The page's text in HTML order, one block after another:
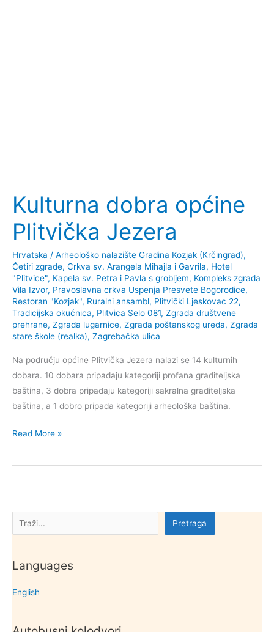
Pretraga Pretraga
Languages
English
Kulturna dobra općine
Plitvička Jezera
Hrvatska / Arheološko nalazište Gradina Kozjak (Krčingrad),
Četiri zgrade, Crkva sv. Arangela Mihajla i Gavrila, Hotel
"Plitvice", Kapela sv. Petra i Pavla s grobljem, Kompleks zgrada
Vila Izvor, Pravoslavna crkva Uspenja Presvete Bogorodice,
Restoran "Kozjak", Ruralni ansambl, Plitvički Ljeskovac 22,
Tradicijska okućnica, Plitvica Selo 081, Zgrada društvene
prehrane, Zgrada lugarnice, Zgrada poštanskog ureda, Zgrada
stare škole (realka), Zagrebačka ulica
Na području općine Plitvička Jezera nalazi se 14 kulturnih
dobara. 10 dobara pripadaju kategoriji profana graditeljska
baština, 3 dobra pripadaju kategoriji sakralna graditeljska
baština, a 1 dobro pripada kategoriji arheološka baština.
Kulturna
općine
Read More »